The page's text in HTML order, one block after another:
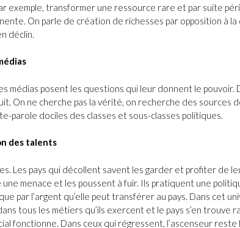
exemple, transformer une ressource rare et par suite
On parle de création de richesses par opposition à
déclin.
médias posent les questions qui leur donnent le pouvoir.
On ne cherche pas la vérité, on recherche des sources
parole dociles des classes et sous-classes politiques.
des talents
Les pays qui décollent savent les garder et profiter de
menace et les poussent à fuir. Ils pratiquent une
par l’argent qu’elle peut transférer au pays. Dans cet
tous les métiers qu’ils exercent et le pays s’en trouve
fonctionne. Dans ceux qui régressent, l’ascenseur reste